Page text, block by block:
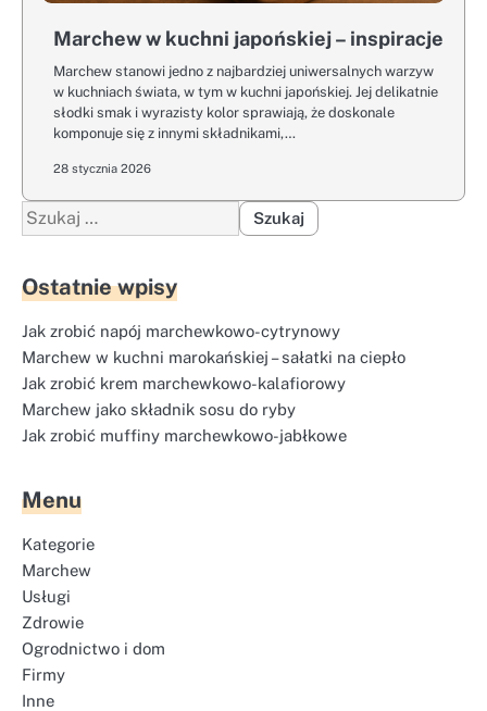
Marchew w kuchni japońskiej – inspiracje
Marchew stanowi jedno z najbardziej uniwersalnych warzyw
w kuchniach świata, w tym w kuchni japońskiej. Jej delikatnie
słodki smak i wyrazisty kolor sprawiają, że doskonale
komponuje się z innymi składnikami,…
28 stycznia 2026
Szukaj:
Ostatnie wpisy
Jak zrobić napój marchewkowo-cytrynowy
Marchew w kuchni marokańskiej – sałatki na ciepło
Jak zrobić krem marchewkowo-kalafiorowy
Marchew jako składnik sosu do ryby
Jak zrobić muffiny marchewkowo-jabłkowe
Menu
Kategorie
Marchew
Usługi
Zdrowie
Ogrodnictwo i dom
Firmy
Inne